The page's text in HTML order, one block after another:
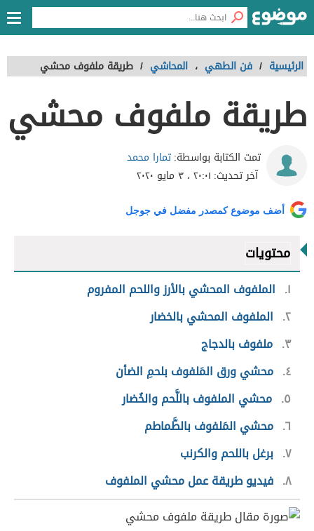
الرئيسية / فن الطهي ، المحاشي / طريقة ملفوف محشي
طريقة ملفوف محشي
تمت الكتابة بواسطة:تمارا محمد
آخر تحديث: ٢٠:٠١ ، ٣ مايو ٢٠٢٠
أضف موضوع كمصدر مفضل في جوجل
محتويات
١
الملفوف المحشي بالأرز واللحم المفروم
٢ الملفوف المحشي بالخضار
٣ ملفوف بالدجاج
٤ محشي ورق المَلفوف بلحمِ الضأن
٥ محشي الملفوف باللَّحم والخُضار
٦ محشي المَلفوف بالطَّماطم
٧ برغل باللحم والكرنب
٨ فيديو طريقة عمل محشي الملفوف